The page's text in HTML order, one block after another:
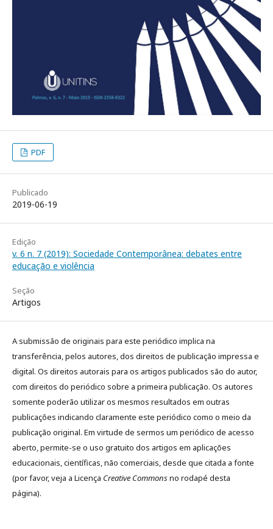
PDF
Publicado
2019-06-19
Edição
v. 6 n. 7 (2019): Sociedade Contemporânea: debates entre
educação e violência
Seção
Artigos
A submissão de originais para este periódico implica na
transferência, pelos autores, dos direitos de publicação impressa e
digital. Os direitos autorais para os artigos publicados são do autor,
com direitos do periódico sobre a primeira publicação. Os autores
somente poderão utilizar os mesmos resultados em outras
publicações indicando claramente este periódico como o meio da
publicação original. Em virtude de sermos um periódico de acesso
aberto, permite-se o uso gratuito dos artigos em aplicações
educacionais, científicas, não comerciais, desde que citada a fonte
(por favor, veja a Licença Creative Commonsno rodapé desta
página).